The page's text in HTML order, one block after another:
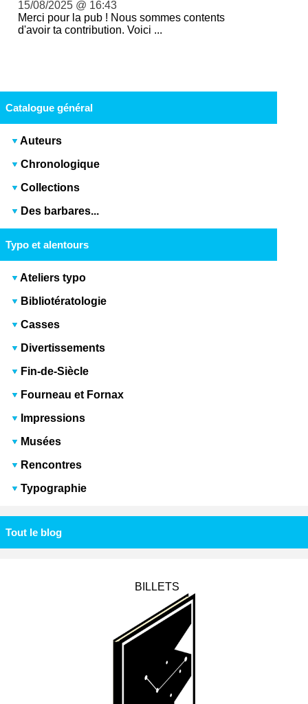
15/08/2025 @ 16:43
Merci pour la pub ! Nous sommes contents
d'avoir ta contribution. Voici ...
Catalogue général
Auteurs
Chronologique
Collections
Des barbares...
Typo et alentours
Ateliers typo
Bibliotératologie
Casses
Divertissements
Fin-de-Siècle
Fourneau et Fornax
Impressions
Musées
Rencontres
Typographie
Tout le blog
BILLETS